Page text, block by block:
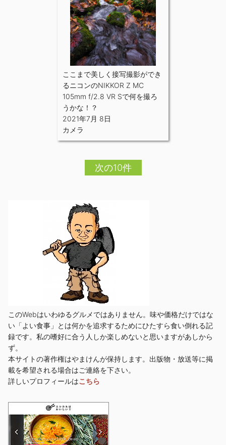
ここまで美しく接写撮影ができ
るニコンのNIKKOR Z MC
105mm f/2.8 VR Sで何を撮ろ
うかな！？
2021年7月 8日
カメラ
次の10件
このWebはいわゆるグルメではありません。味や価格だけではな
い「よい食事」とは何かを追求するためにひたすら食い倒れる記
録です。私の嗜好に合う人しか楽しめないと思いますがあしから
ず。
本サイトの著作権はやまけんが保持します。出版物・放送等に掲
載を希望される場合はご連絡を下さい。
詳しいプロフィールはこちら